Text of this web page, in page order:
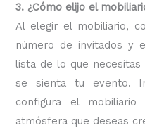
3. ¿Cómo elijo el
Al elegir el mobiliario,
número de invitados y
lista de lo que
se sienta tu evento.
configura el
atmósfera que deseas